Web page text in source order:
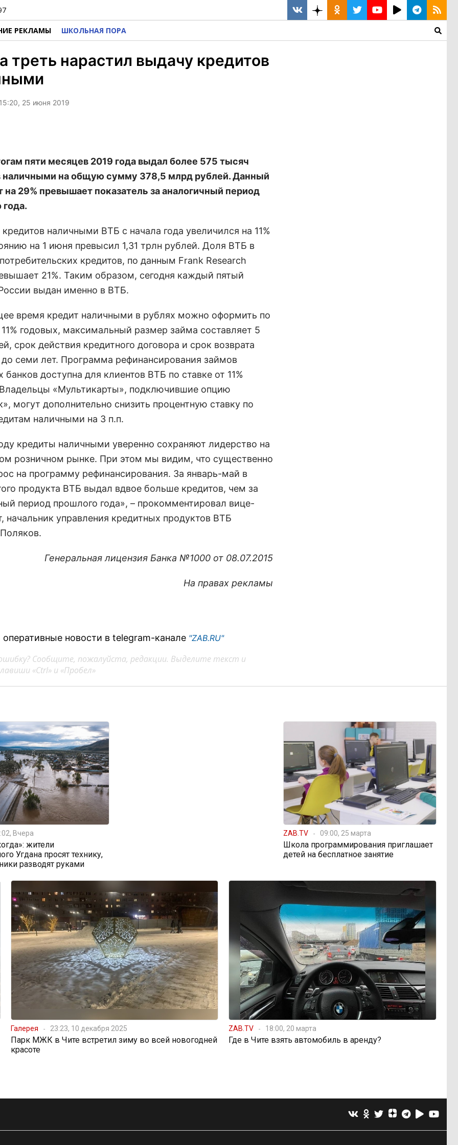
РЕКЛАМЫ ШКОЛЬНАЯ ПОРА
треть нарастил выдачу кредитов
25 июня 2019
пяти месяцев 2019 года выдал более 575 тысяч
наличными на общую сумму 378,5 млрд рублей. Данный
на 29% превышает показатель за аналогичный период
года.
наличными ВТБ с начала года увеличился на 11%
на 1 июня превысил 1,31 трлн рублей. Доля ВТБ в
кредитов, по данным Frank Research
21%. Таким образом, сегодня каждый пятый
выдан именно в ВТБ.
время кредит наличными в рублях можно оформить по
11% годовых, максимальный размер займа составляет 5
срок действия кредитного договора и срок возврата
до семи лет. Программа рефинансирования займов
банков доступна для клиентов ВТБ по ставке от 11%
«Мультикарты», подключившие опцию
могут дополнительно снизить процентную ставку по
наличными на 3 п.п.
кредиты наличными уверенно сохраняют лидерство на
розничном рынке. При этом мы видим, что существенно
на программу рефинансирования. За январь-май в
продукта ВТБ выдал вдвое больше кредитов, чем за
период прошлого года», – прокомментировал вице-
начальник управления кредитных продуктов ВТБ
Генеральная лицензия Банка №1000 от 08.07.2015
На правах рекламы
новости в telegram-канале "ZAB.RU"
Сообщите, пожалуйста, редакции. Выделите текст и
«Ctrl» и «Пробел»
Вчера
жители
Угдана просят технику,
разводят руками
ZAB.TV 09:00, 25 марта
Школа программирования приглашает
детей на бесплатное занятие
Галерея 23:23, 10 декабря 2025
Парк МЖК в Чите встретил зиму во всей новогодней
красоте
ZAB.TV 18:00, 20 марта
Где в Чите взять автомобиль в аренду?